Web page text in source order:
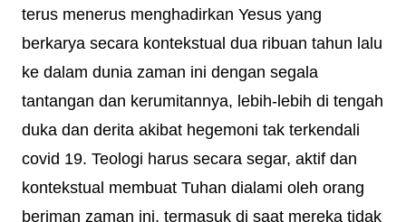
terus menerus menghadirkan Yesus yang
berkarya secara kontekstual dua ribuan tahun lalu
ke dalam dunia zaman ini dengan segala
tantangan dan kerumitannya, lebih-lebih di tengah
duka dan derita akibat hegemoni tak terkendali
covid 19. Teologi harus secara segar, aktif dan
kontekstual membuat Tuhan dialami oleh orang
beriman zaman ini, termasuk di saat mereka tidak